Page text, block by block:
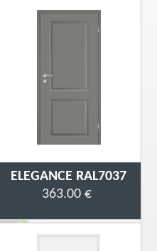
ELEGANCE RAL7037
363.00 €